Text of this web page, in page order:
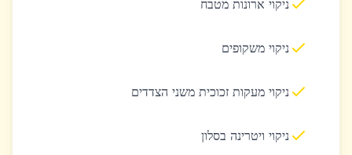
ניקוי ארונות מטבח
ניקוי משקופים
ניקוי מעקות זכוכית משני הצדדים
ניקוי ויטרינה בסלון